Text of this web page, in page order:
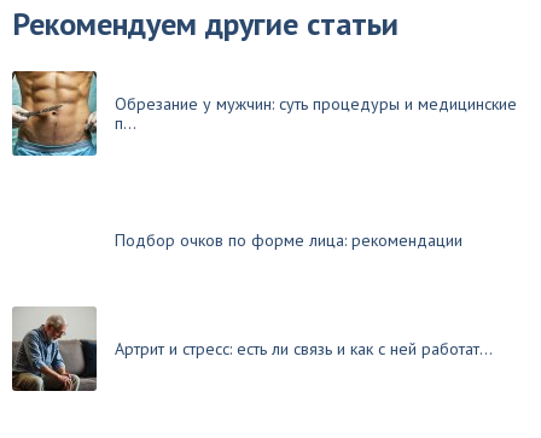
Рекомендуем другие статьи
Обрезание у мужчин: суть процедуры и медицинские
п...
Подбор очков по форме лица: рекомендации
Артрит и стресс: есть ли связь и как с ней работат...